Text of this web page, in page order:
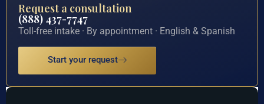
Request a consultation
(888) 437-7747
Toll-free intake · By appointment · English & Spanish
Start your request